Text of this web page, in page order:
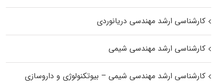
کارشناسی ارشد مهندسی دریانوردی
کارشناسی ارشد مهندسی شیمی
کارشناسی ارشد مهندسی شیمی – بیوتکنولوژی و داروسازی